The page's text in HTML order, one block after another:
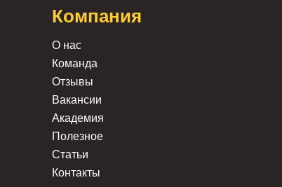
Компания
О нас
Команда
Отзывы
Вакансии
Академия
Полезное
Статьи
Контакты